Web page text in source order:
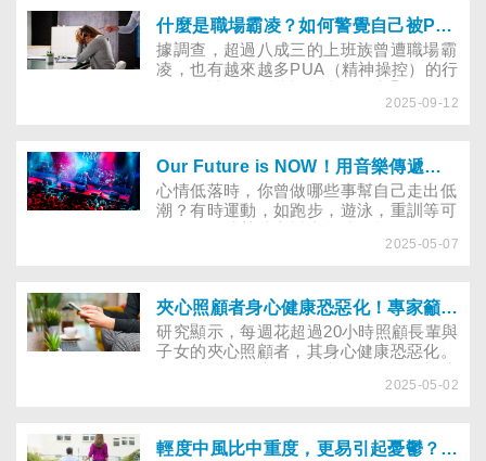
什麼是職場霸凌？如何警覺自己被PUA(精神操控)
據調查，超過八成三的上班族曾遭職場霸
凌，也有越來越多PUA（精神操控）的行
長期忽視員工心理健康的職場中，全職員
2025-09-12
Our Future is NOW！用音樂傳遞「活在當下」的FAAS金屬樂團
心情低落時，你曾做哪些事幫自己走出低
潮？有時運動，如跑步，遊泳，重訓等可
如重金屬樂是許多人釋放壓力的活動，無
FAAS分享如何紓壓及以音樂提振心情。
2025-05-07
夾心照顧者身心健康恐惡化！專家籲提供持續性支持
研究顯示，每週花超過20小時照顧長輩與
子女的夾心照顧者，其身心健康恐惡化。
議擴大喘息服務，提供持續性的支持，董
2025-05-02
輕度中風比中重度，更易引起憂鬱？中風後越來越憂鬱怎麼治療